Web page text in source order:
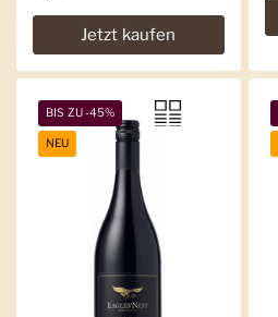
Jetzt kaufen
BIS ZU -45%
NEU